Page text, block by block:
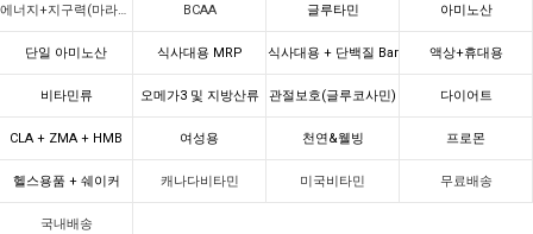
에너지+지구력(마라톤) BCAA 글루타민 아미노산
단일 아미노산 식사대용 MRP 식사대용 + 단백질 Bar 액상+휴대용
비타민류 오메가3 및 지방산류 관절보호(글루코사민) 다이어트
CLA + ZMA + HMB 여성용 천연&웰빙 프로몬
헬스용품 + 쉐이커 캐나다비타민 미국비타민 무료배송
국내배송